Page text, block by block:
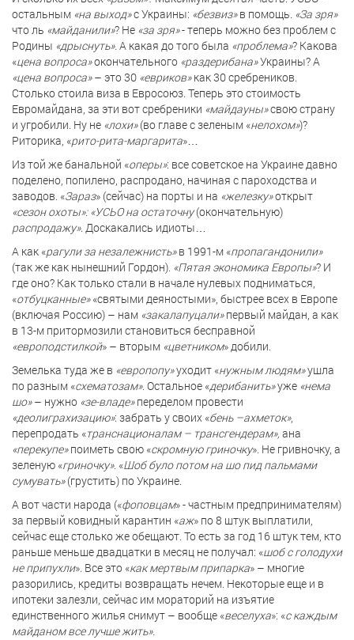
остальным «на выход»с Украины: «безвиз»в помощь. «За зря»
что ль «майданили»? Не «за зря»- теперь можно без проблем с
Родины «дрыснуть».А какая до того была «проблема»? Какова
«цена вопроса»окончательного «раздерибана»Украины? А
«цена вопроса»– это 30 «евриков»как 30 сребреников.
Столько стоила виза в Евросоюз. Теперь это стоимость
Евромайдана, за эти вот сребреники «майдауны»свою страну
и угробили. Ну не «лохи»(во главе с зеленым «нелохом»)?
Риторика, «рито-рита-маргарита»…
Из той же банальной «оперы»: все советское на Украине давно
поделено, попилено, распродано, начиная с пароходства и
заводов. «Зараз» (сейчас) на порты и на «железку»открыт
«сезон охоты»: «УСЬО на остаточну(окончательную)
распродажу». Доскакались идиоты…
А как «рагули за незалежнисть»в 1991-м «пропагандонили»
(так же как нынешний Гордон). «Пятая экономика Европы»? И
где оно? Как только стали в начале нулевых подниматься,
«отбуцканные»«святыми деяностыми», быстрее всех в Европе
(включая Россию) – нам «закалапуцали»первый майдан, а как
в 13-м притормозили становиться бесправной
«европодстилкой» – вторым «цветником» добили.
Земелька туда же в «европопу»уходит «нужным людям»ушла
по разным «схематозам». Остальное «дерибанить»уже «нема
шо»– нужно «зе-владе»переделом провести
«деолиграхизацию»: забрать у своих «бень –ахметок»,
перепродать «транснационалам – трансгендерам», ана
«перекупе»поиметь свою «скромную гриночку». Не гривночку, а
зеленую «гриночку». «Шоб було потом на шо пид пальмами
сумувать»(грустить) по Украине.
А вот части народа («фоповцам» - частным предпринимателям)
за первый ковидный карантин «аж» по 8 штук выплатили,
сейчас еще столько же обещают. То есть за год 16 штук тем, кто
раньше меньше двадцатки в месяц не получал: «шоб с голодухи
не припухли». Все это «как мертвым припарка» – многие
разорились, кредиты возвращать нечем. Некоторые еще и в
ипотеки залезли, сейчас им мораторий на изъятие
единственного жилья снимут – вообще «веселуха»: «с каждым
майданом все лучше жить».